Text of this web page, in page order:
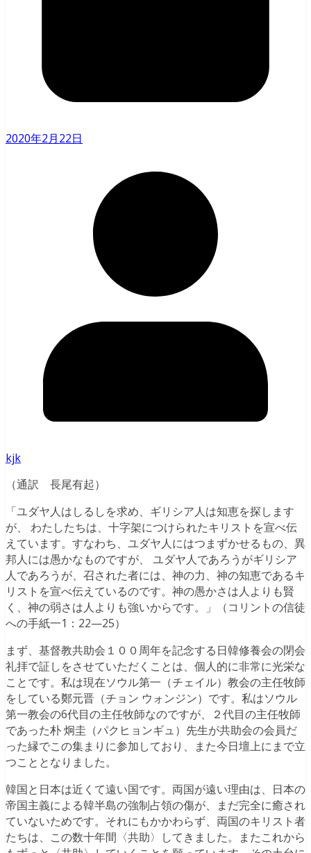
2020年2月22日
kjk
（通訳 長尾有起）
「ユダヤ人はしるしを求め、ギリシア人は知恵を探します
が、 わたしたちは、十字架につけられたキリストを宣べ伝
えています。すなわち、ユダヤ人にはつまずかせるもの、異
邦人には愚かなものですが、 ユダヤ人であろうがギリシア
人であろうが、召された者には、神の力、神の知恵であるキ
リストを宣べ伝えているのです。神の愚かさは人よりも賢
く、神の弱さは人よりも強いからです。」（コリントの信徒
への手紙一1：22—25）
まず、基督教共助会１００周年を記念する日韓修養会の閉会
礼拝で証しをさせていただくことは、個人的に非常に光栄な
ことです。私は現在ソウル第一（チェイル）教会の主任牧師
をしている鄭元晋（チョン ウォンジン）です。私はソウル
第一教会の6代目の主任牧師なのですが、２代目の主任牧師
であった朴 炯圭（パクヒョンギュ）先生が共助会の会員だ
った縁でこの集まりに参加しており、また今日壇上にまで立
つこととなりました。
韓国と日本は近くて遠い国です。両国が遠い理由は、日本の
帝国主義による韓半島の強制占領の傷が、まだ完全に癒され
ていないためです。それにもかかわらず、両国のキリスト者
たちは、この数十年間〈共助〉してきました。またこれから